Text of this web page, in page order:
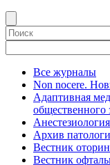
Все журналы
Non nocere.
Адаптивная
общественного
Архив
Вестник
Вестник